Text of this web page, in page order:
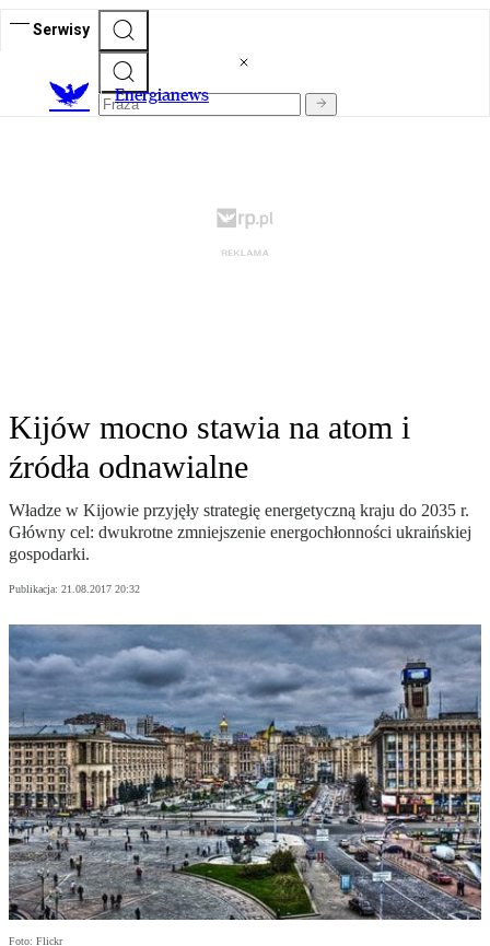
Serwisy
Energianews
Kijów mocno stawia na atom i
źródła odnawialne
Władze w Kijowie przyjęły strategię energetyczną kraju do 2035 r.
Główny cel: dwukrotne zmniejszenie energochłonności ukraińskiej
gospodarki.
Publikacja: 21.08.2017 20:32
Foto: Flickr